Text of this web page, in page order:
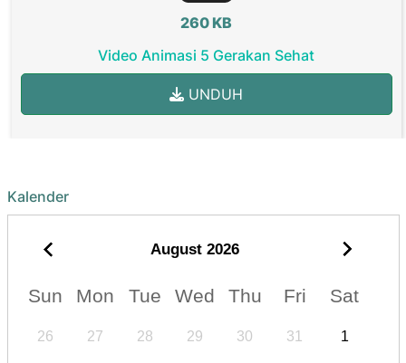
260 KB
Video Animasi 5 Gerakan Sehat
UNDUH
Kalender
August 2026
Sun Mon Tue Wed Thu Fri Sat
26 27 28 29 30 31 1